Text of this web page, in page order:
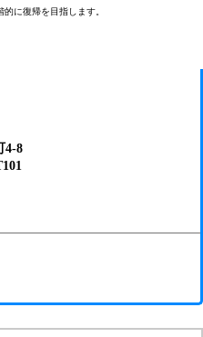
に復帰を目指します。
4-8